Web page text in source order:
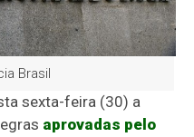
Brasil
sexta-feira (30) a
aprovadas pelo